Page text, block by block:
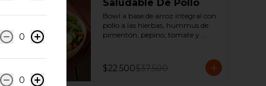
Saludable De Pollo
Bowl a base de arroz integral con
pollo a las hierbas, hummus de
pimentón, pepino, tomate y
$22.500$37.500
0
0